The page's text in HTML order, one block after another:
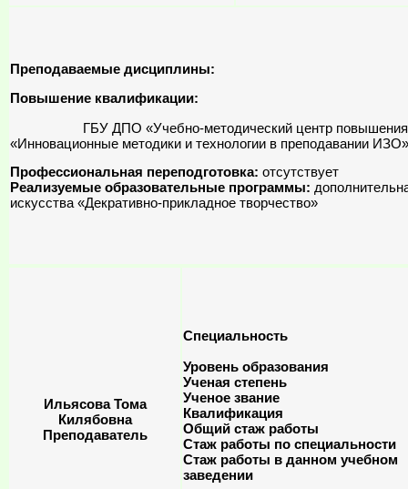
Преподаваемые дисциплины:
Повышение квалификации:
ГБУ ДПО «Учебно-методический центр повышения
«Инновационные методики и технологии в преподавании
Профессиональная переподготовка: отсутствует
Реализуемые образовательные программы:
искусства «Декративно-прикладное творчество»
Ильясова Тома
Килябовна
Преподаватель
Специальность
Уровень образования
Ученая степень
Ученое звание
Квалификация
Общий стаж работы
Стаж работы по специальности
Стаж работы в данном учебном
заведении